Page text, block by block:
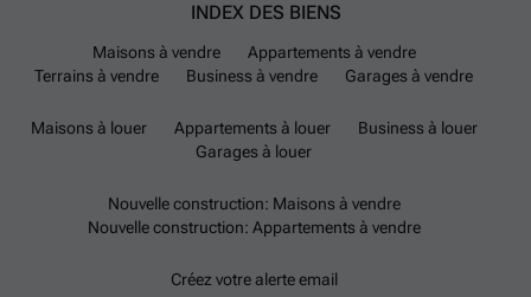
INDEX DES BIENS
Maisons à vendre
Appartements à vendre
Terrains à vendre
Business à vendre Garages à vendre
Maisons à louer Appartements à louer
Business à louer
Garages à louer
Nouvelle construction: Maisons à vendre
Nouvelle construction: Appartements à vendre
Créez votre alerte email